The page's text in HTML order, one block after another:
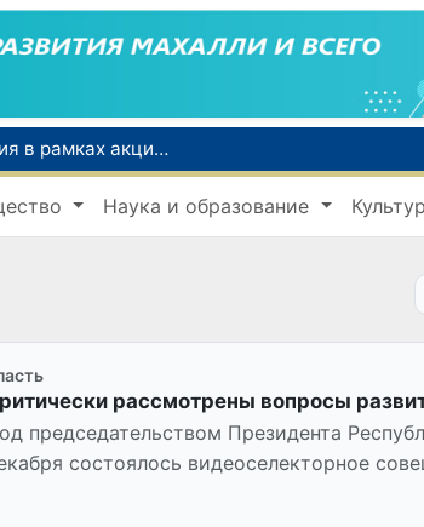
По всей республике продолжаются мероприятия в рамках акции «Актуальные 40 дней»
Оказавшийся в сложной ситуации в Германии соотечественник возвращен в Узбекистан
В Узбекистане определили порядок создания и эксплуатации платных автодорог
Наука и образование
рассмотрены вопросы
председательством Президента
состоялось видеоселекторное